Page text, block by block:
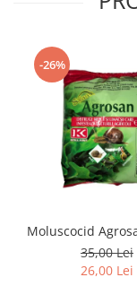
-26%
Moluscocid
35,00 Lei
26,00 Lei